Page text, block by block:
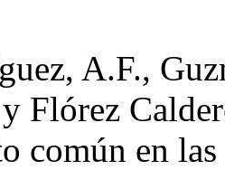
A.F.,
Flórez
común en